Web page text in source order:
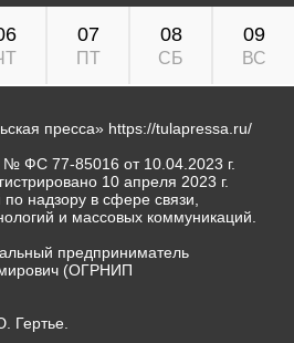
07
ПТ
08
СБ
09
ВС
пресса» https://tulapressa.ru/
№ ФС 77-85016 от 10.04.2023 г.
10 апреля 2023 г.
надзору в сфере связи,
и массовых коммуникаций.
предприниматель
(ОГРНИП
Гертье.